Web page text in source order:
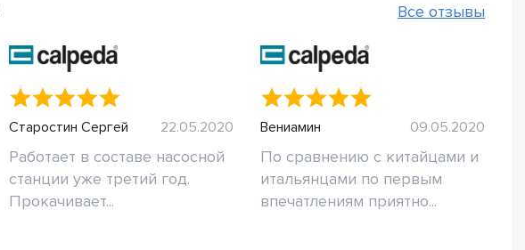
Все отзывы
Старостин Сергей 22.05.2020
Работает в составе насосной
станции уже третий год.
Прокачивает...
Вениамин 09.05.2020
По сравнению с китайцами и
итальянцами по первым
впечатлениям приятно...